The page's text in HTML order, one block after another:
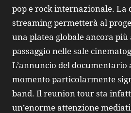
pop e rock internazionale. La
streaming permetterà al
una platea globale ancora più
passaggio nelle sale
L’annuncio del
momento particolarmente
band. Il reunion tour sta
un’enorme attenzione